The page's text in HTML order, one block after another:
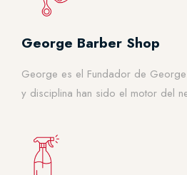
George Barber Shop
George es el Fundador de
y disciplina han sido el motor del